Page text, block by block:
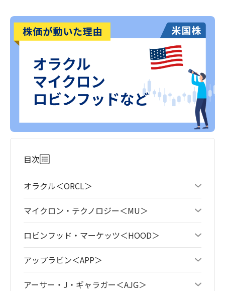
目次
オラクル＜ORCL＞
マイクロン・テクノロジー＜MU＞
ロビンフッド・マーケッツ＜HOOD＞
アップラビン＜APP＞
アーサー・J・ギャラガー＜AJG＞